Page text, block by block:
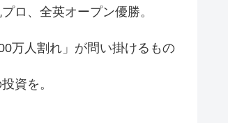
ロ、全英オープン優勝。
万人割れ」が問い掛けるもの
資を。